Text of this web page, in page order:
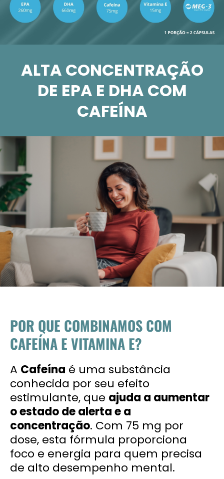
ALTA CONCENTRAÇÃO
DE EPA E DHA COM
CAFEÍNA
POR QUE COMBINAMOS COM
CAFEÍNA E VITAMINA E?
A Cafeína é uma substância
conhecida por seu efeito
estimulante, que ajuda a aumentar
o estado de alerta e a
concentração. Com 75 mg por
dose, esta fórmula proporciona
foco e energia para quem precisa
de alto desempenho mental.